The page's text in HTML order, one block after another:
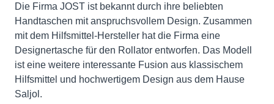
Die Firma JOST ist bekannt durch ihre beliebten
Handtaschen mit anspruchsvollem Design. Zusammen
mit dem Hilfsmittel-Hersteller hat die Firma eine
Designertasche für den Rollator entworfen. Das Modell
ist eine weitere interessante Fusion aus klassischem
Hilfsmittel und hochwertigem Design aus dem Hause
Saljol.